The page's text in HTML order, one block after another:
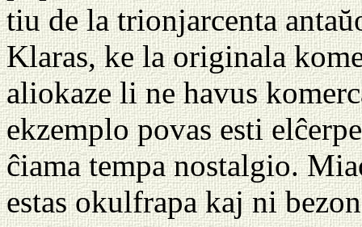
tiu de la trionjarcenta
Klaras, ke la originala
aliokaze li ne havus
ekzemplo povas esti
ĉiama tempa nostalgio.
estas okulfrapa kaj ni